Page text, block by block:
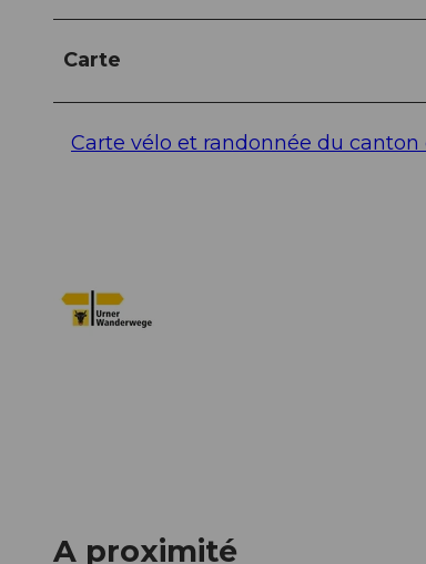
Carte
Carte vélo et randonnée du canton
A proximité